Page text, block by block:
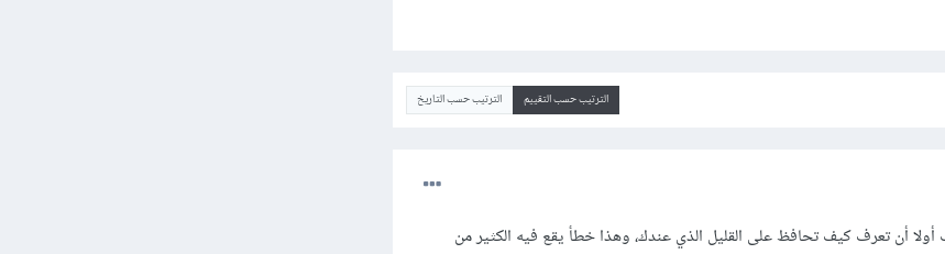
الترتيب حسب التقييم الترتيب حسب التاريخ
أن تعرف كيف تحافظ على القليل الذي عندك، وهذا خطأ يقع فيه الكثير من